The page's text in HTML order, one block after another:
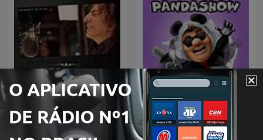
La Venganza Será Terrible
(oficial)
Panda Show - Sin Picante